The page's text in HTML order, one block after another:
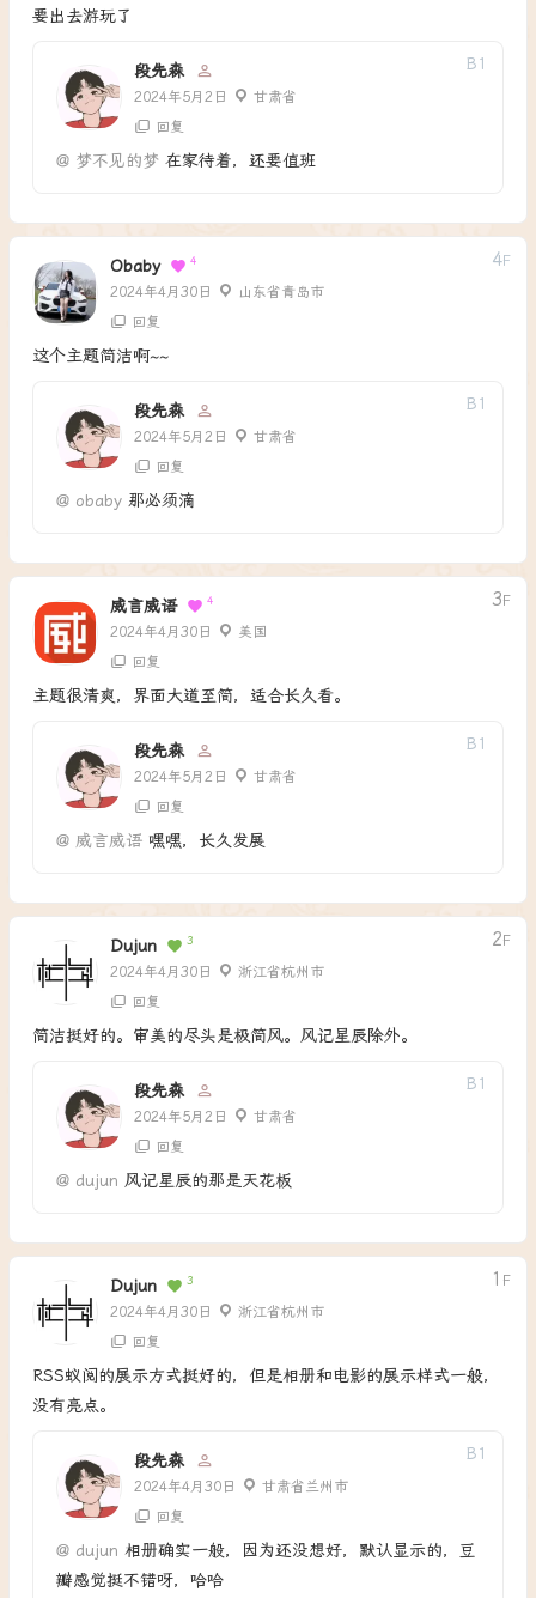
要出去游玩了
段先森
2024年5月2日 甘肃省
B 1
回复
@ 梦不见的梦在家待着，还要值班
Obaby 4
2024年4月30日 山东省青岛市
4F
回复
这个主题简洁啊~~
段先森
2024年5月2日 甘肃省
B 1
回复
@ obaby那必须滴
威言威语 4
2024年4月30日 美国
3 F
回复
主题很清爽，界面大道至简，适合长久看。
段先森
2024年5月2日 甘肃省
B 1
回复
@ 威言威语嘿嘿，长久发展
Dujun 3
2024年4月30日 浙江省杭州市
2 F
回复
简洁挺好的。审美的尽头是极简风。风记星辰除外。
段先森
2024年5月2日 甘肃省
B 1
回复
@ dujun 风记星辰的那是天花板
Dujun 3
2024年4月30日 浙江省杭州市
1 F
回复
RSS蚁阅的展示方式挺好的，但是相册和电影的展示样式一般，
没有亮点。
段先森
2024年4月30日 甘肃省兰州市
B 1
回复
@ dujun 相册确实一般，因为还没想好，默认显示的，豆
瓣感觉挺不错呀，哈哈